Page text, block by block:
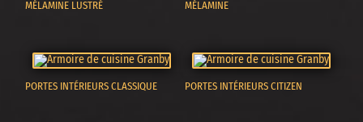
MÉLAMINE LUSTRÉ
MÉLAMINE
PORTES INTÉRIEURS CLASSIQUE PORTES INTÉRIEURS CITIZEN